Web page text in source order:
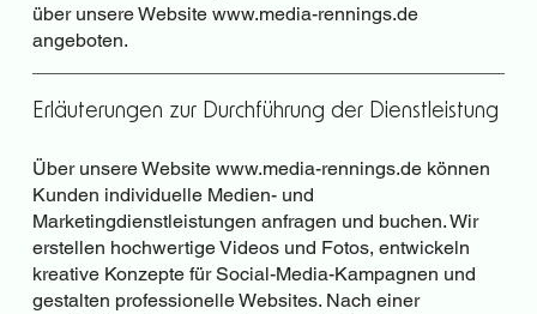
über unsere Website www.media-rennings.de
angeboten.
Erläuterungen zur Durchführung der Dienstleistung
Über unsere Website www.media-rennings.dekönnen
Kunden individuelle Medien- und
Marketingdienstleistungen anfragen und buchen. Wir
erstellen hochwertige Videos und Fotos, entwickeln
kreative Konzepte für Social-Media-Kampagnen und
gestalten professionelle Websites. Nach einer